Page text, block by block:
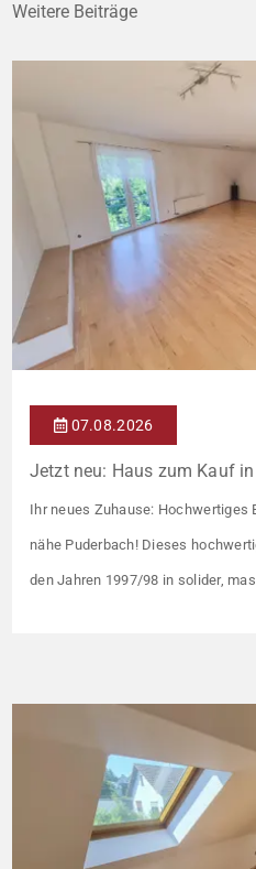
Weitere Beiträge
07.08.2026
Jetzt neu: Haus zum Kauf in
Ihr neues Zuhause: Hochwertiges
nähe Puderbach! Dieses
den Jahren 1997/98 in solider,
Grundstück (keine eigene